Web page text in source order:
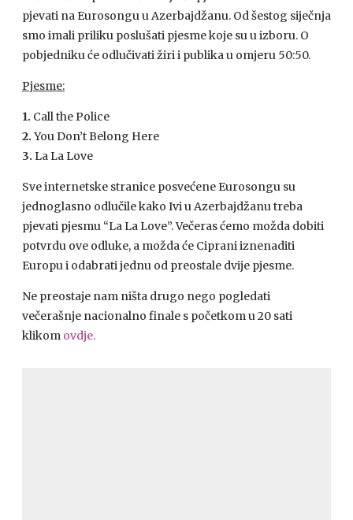
pjevati na Eurosongu u Azerbajdžanu. Od šestog siječnja
smo imali priliku poslušati pjesme koje su u izboru. O
pobjedniku će odlučivati žiri i publika u omjeru 50:50.
Pjesme:
1. Call the Police
2. You Don’t Belong Here
3. La La Love
Sve internetske stranice posvećene Eurosongu su
jednoglasno odlučile kako Ivi u Azerbajdžanu treba
pjevati pjesmu “La La Love”. Večeras ćemo možda dobiti
potvrdu ove odluke, a možda će Ciprani iznenaditi
Europu i odabrati jednu od preostale dvije pjesme.
Ne preostaje nam ništa drugo nego pogledati
večerašnje nacionalno finale s početkom u 20 sati
klikom ovdje.